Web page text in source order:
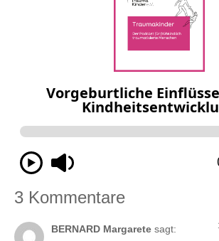
3 Kommentare
BERNARD Margarete sagt: